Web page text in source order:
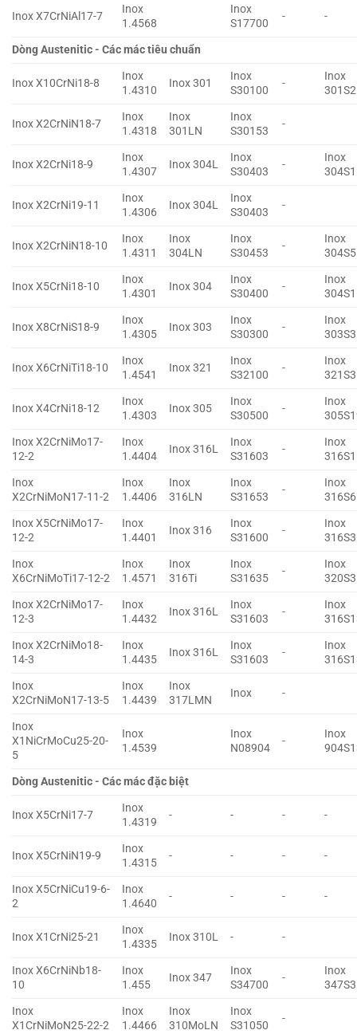
Inox X7CrNiAl17-7
Inox
1.4568
Inox
S17700
- -
Dòng Austenitic - Các mác tiêu chuẩn
Inox X10CrNi18-8
Inox
1.4310
Inox 301
Inox
S30100
-
Inox
Inox X2CrNiN18-7
Inox
1.4318
Inox
301LN
Inox
S30153
-
Inox X2CrNi18-9
Inox
1.4307
Inox 304L
Inox
S30403
-
Inox
Inox X2CrNi19-11
Inox
1.4306
Inox 304L
Inox
S30403
-
Inox X2CrNiN18-10
Inox
1.4311
Inox
304LN
Inox
S30453
-
Inox
Inox X5CrNi18-10
Inox
1.4301
Inox 304
Inox
S30400
-
Inox
Inox X8CrNiS18-9
Inox
1.4305
Inox 303
Inox
S30300
-
Inox
Inox X6CrNiTi18-10
Inox
1.4541
Inox 321
Inox
S32100
-
Inox
Inox X4CrNi18-12
Inox
1.4303
Inox 305
Inox
S30500
-
Inox
Inox X2CrNiMo17-
12-2
Inox
1.4404
Inox 316L
Inox
S31603
-
Inox
Inox
X2CrNiMoN17-11-2
Inox
1.4406
Inox
316LN
Inox
S31653
-
Inox
Inox X5CrNiMo17-
12-2
Inox
1.4401
Inox 316
Inox
S31600
-
Inox
Inox
X6CrNiMoTi17-12-2
Inox
1.4571
Inox
316Ti
Inox
S31635
-
Inox
Inox X2CrNiMo17-
12-3
Inox
1.4432
Inox 316L
Inox
S31603
-
Inox
Inox X2CrNiMo18-
14-3
Inox
1.4435
Inox 316L
Inox
S31603
-
Inox
Inox
X2CrNiMoN17-13-5
Inox
1.4439
Inox
317LMN
Inox -
Inox
X1NiCrMoCu25-20-
5
Inox
1.4539
Inox
N08904
-
Inox
Dòng Austenitic - Các mác đặc biệt
Inox X5CrNi17-7
Inox
1.4319
- - - -
Inox X5CrNiN19-9
Inox
1.4315
- - - -
Inox X5CrNiCu19-6-
2
Inox
1.4640
- - - -
Inox X1CrNi25-21
Inox
1.4335
Inox 310L - -
Inox X6CrNiNb18-
10
Inox
1.455
Inox 347
Inox
S34700
-
Inox
Inox
X1CrNiMoN25-22-2
Inox
1.4466
Inox
310MoLN
Inox
S31050
-